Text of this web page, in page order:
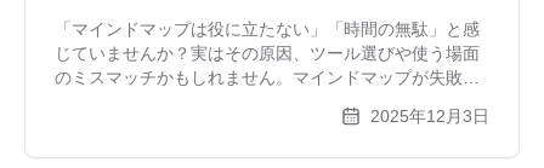
「マインドマップは役に立たない」「時間の無駄」と感
じていませんか？実はその原因、ツール選びや使う場面
のミスマッチかもしれません。マインドマップが失敗す
そして便利な作成ツールxGrapherについて解説します。
2025年12月3日